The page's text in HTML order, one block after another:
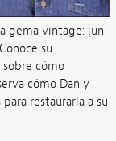
gema vintage: ¡un
su
cómo
cómo Dan y
restaurarla a su